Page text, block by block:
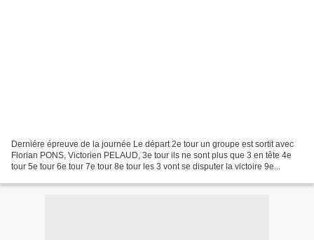
Derniére épreuve de la journée Le départ 2e tour un groupe est sortit avec
Florian PONS, Victorien PELAUD, 3e tour ils ne sont plus que 3 en tête 4e
tour 5e tour 6e tour 7e tour 8e tour les 3 vont se disputer la victoire 9e...